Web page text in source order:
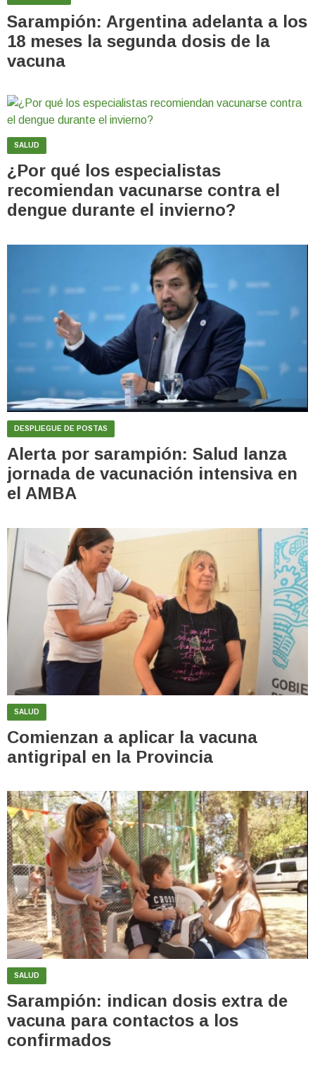
Sarampión: Argentina adelanta a los
18 meses la segunda dosis de la
vacuna
SALUD
¿Por qué los especialistas
recomiendan vacunarse contra el
dengue durante el invierno?
DESPLIEGUE DE POSTAS
Alerta por sarampión: Salud lanza
jornada de vacunación intensiva en
el AMBA
SALUD
Comienzan a aplicar la vacuna
antigripal en la Provincia
SALUD
Sarampión: indican dosis extra de
vacuna para contactos a los
confirmados